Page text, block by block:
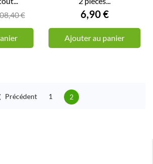
€ 6,90 €
Ajouter au panier
Précédent 1 2